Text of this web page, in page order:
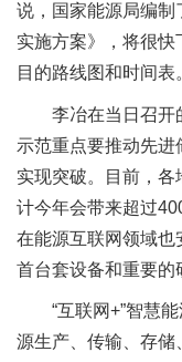
说，国家能源局编制
实施方案》，将很
目的路线图和时间表
李冶在当日召开
示范重点要推动先
实现突破。目前，
计今年会带来超过
在能源互联网领域也
首台套设备和重要的
“互联网+”智慧
源生产、传输、存储